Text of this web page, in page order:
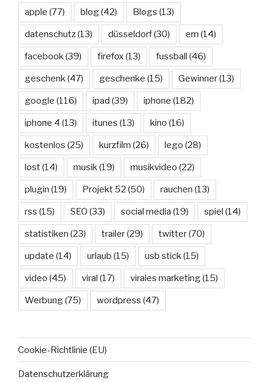
apple (77) blog(42) Blogs (13)
datenschutz(13) düsseldorf(30) em (14)
facebook(39) firefox(13) fussball (46)
geschenk(47) geschenke (15) Gewinner(13)
google (116) ipad (39) iphone (182)
iphone 4 (13) itunes (13) kino (16)
kostenlos (25) kurzfilm (26) lego (28)
lost(14) musik(19) musikvideo (22)
plugin (19) Projekt 52 (50) rauchen (13)
rss (15) SEO (33) social media (19) spiel (14)
statistiken (23) trailer(29) twitter(70)
update (14) urlaub (15) usb stick(15)
video (45) viral (17) virales marketing(15)
Werbung(75) wordpress (47)
Cookie-Richtlinie (EU)
Datenschutzerklärung